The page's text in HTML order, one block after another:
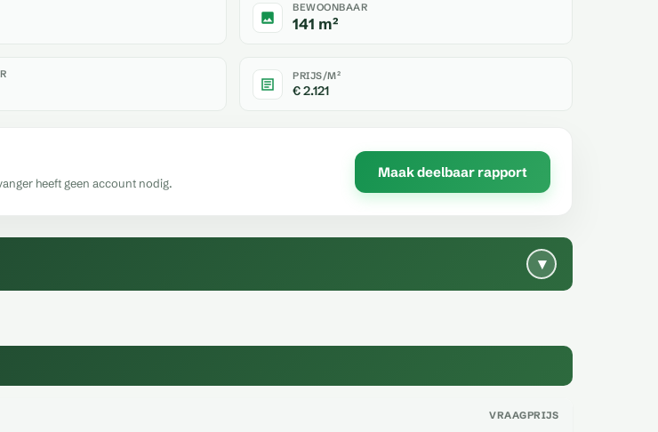
BEWOONBAAR
141 m²
PRIJS/M²
€ 2.121
heeft geen account nodig.
Maak deelbaar rapport
▾
VRAAGPRIJS